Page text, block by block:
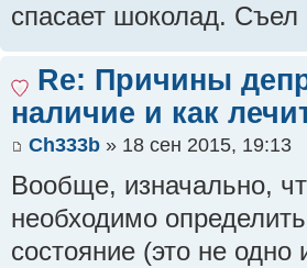
спасает шоколад. Съел
Re: Причины
наличие и как
Ch333b » 18 сен 2015, 19:13
Вообще, изначально,
необходимо
состояние (это не одно